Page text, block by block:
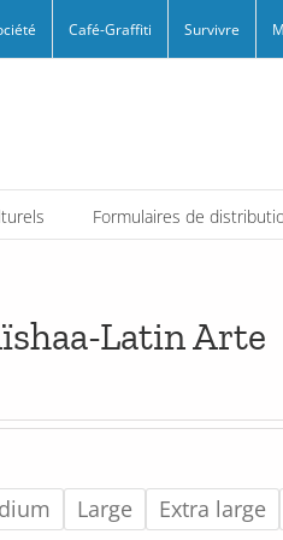
Café-Graffiti Survivre
Formulaires de
Latin Arte
Large Extra large